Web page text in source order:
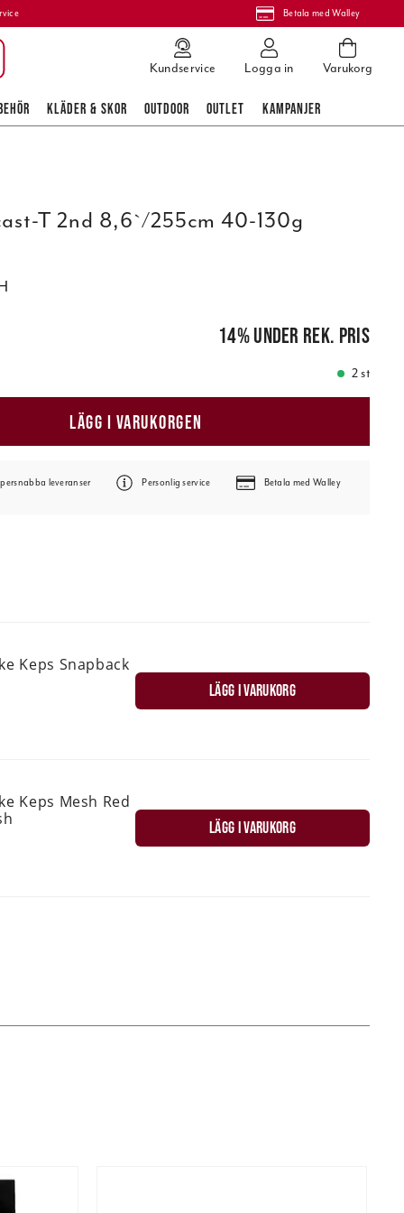
Betala med Walley
Kundservice Logga in Varukorg
KLÄDER & SKOR OUTDOOR OUTLET KAMPANJER
T 2nd 8,6`/255cm 40-130g
14%under rek. pris
2 st
LÄGG I VARUKORGEN
leveranser Personlig service Betala med Walley
Keps Snapback
LÄGG I VARUKORG
Keps Mesh Red
LÄGG I VARUKORG